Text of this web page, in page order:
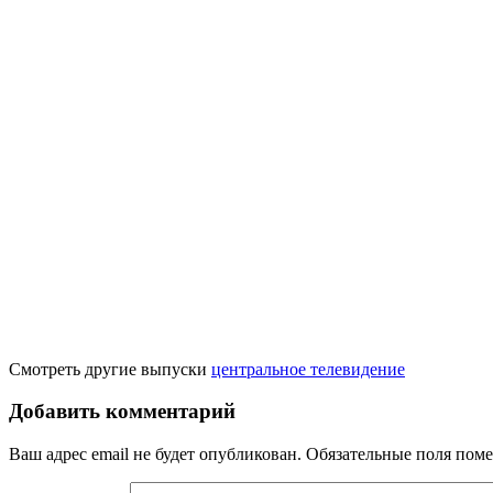
Смотреть другие выпуски центральное телевидение
Добавить комментарий
Ваш адрес email не будет опубликован. Обязательные поля